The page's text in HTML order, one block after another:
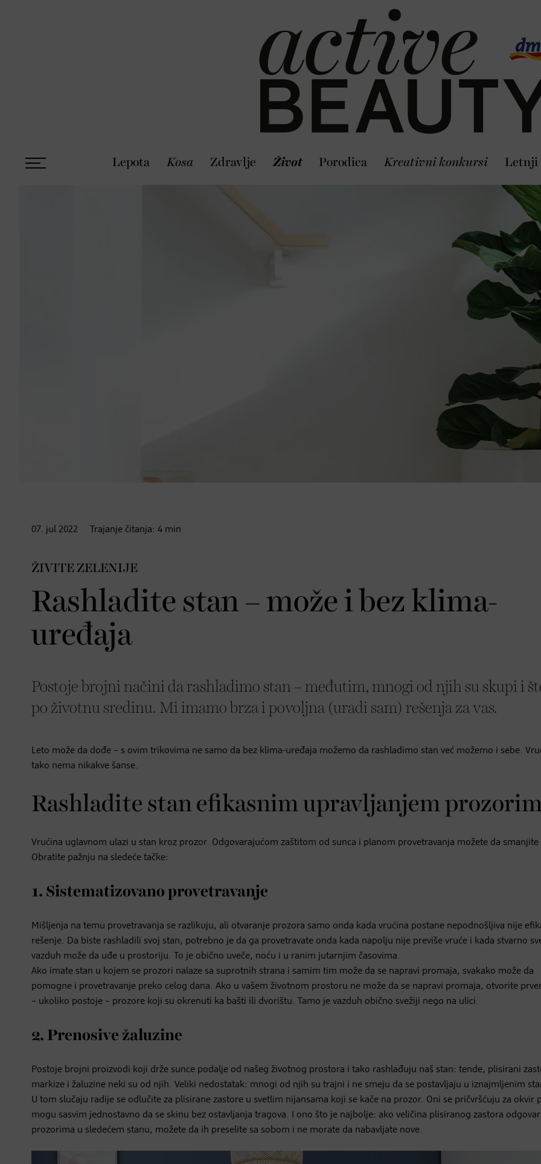
Lepota Kosa Zdravlje Život Porodica Kreativni konkursi Letnji
07. jul 2022 Trajanje čitanja: 4 min
ŽIVITE ZELENIJE
Rashladite stan – može i bez klima-
uređaja
Postoje brojni načini da rashladimo stan – međutim, mnogi od njih su skupi i
po životnu sredinu. Mi imamo brza i povoljna (uradi sam) rešenja za vas.
Leto može da dođe – s ovim trikovima ne samo da bez klima-uređaja možemo da rashladimo stan već možemo i sebe.
tako nema nikakve šanse.
Rashladite stan efikasnim upravljanjem
Vrućina uglavnom ulazi u stan kroz prozor. Odgovarajućom zaštitom od sunca i planom provetravanja možete da smanjite
Obratite pažnju na sledeće tačke:
1. Sistematizovano provetravanje
Mišljenja na temu provetravanja se razlikuju, ali otvaranje prozora samo onda kada vrućina postane nepodnošljiva nije
rešenje. Da biste rashladili svoj stan, potrebno je da ga provetravate onda kada napolju nije previše vruće i kada stvarno
vazduh može da uđe u prostoriju. To je obično uveče, noću i u ranim jutarnjim časovima.
Ako imate stan u kojem se prozori nalaze sa suprotnih strana i samim tim može da se napravi promaja, svakako može da
pomogne i provetravanje preko celog dana. Ako u vašem životnom prostoru ne može da se napravi promaja, otvorite
– ukoliko postoje – prozore koji su okrenuti ka bašti ili dvorištu. Tamo je vazduh obično svežiji nego na ulici.
2. Prenosive žaluzine
Postoje brojni proizvodi koji drže sunce podalje od našeg životnog prostora i tako rashlađuju naš stan: tende, plisirani
markize i žaluzine neki su od njih. Veliki nedostatak: mnogi od njih su trajni i ne smeju da se postavljaju u iznajmljenim
U tom slučaju radije se odlučite za plisirane zastore u svetlim nijansama koji se kače na prozor. Oni se pričvršćuju za okvir
mogu sasvim jednostavno da se skinu bez ostavljanja tragova. I ono što je najbolje: ako veličina plisiranog zastora
prozorima u sledećem stanu, možete da ih preselite sa sobom i ne morate da nabavljate nove.